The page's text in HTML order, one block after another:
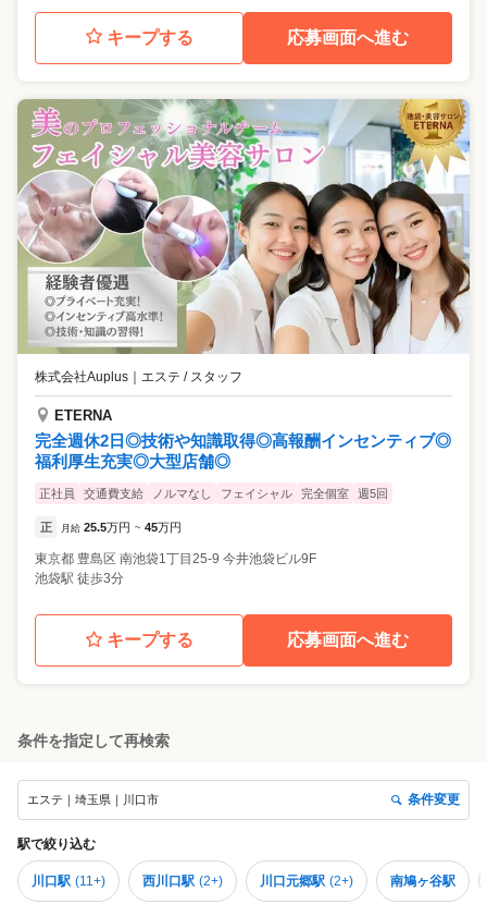
キープする 応募画面へ進む
株式会社Auplus エステ / スタッフ
ETERNA
完全週休2日◎技術や知識取得◎高報酬インセンティブ◎
福利厚生充実◎大型店舗◎
正社員 交通費支給 ノルマなし フェイシャル 完全個室 週5回
正 月給 25.5万円 ~ 45万円
東京都 豊島区 南池袋1丁目25-9 今井池袋ビル9F
池袋駅 徒歩3分
キープする 応募画面へ進む
条件を指定して再検索
エステ｜埼玉県｜川口市 条件変更
駅で絞り込む
川口駅 (11+) 西川口駅 (2+) 川口元郷駅 (2+) 南鳩ヶ谷駅